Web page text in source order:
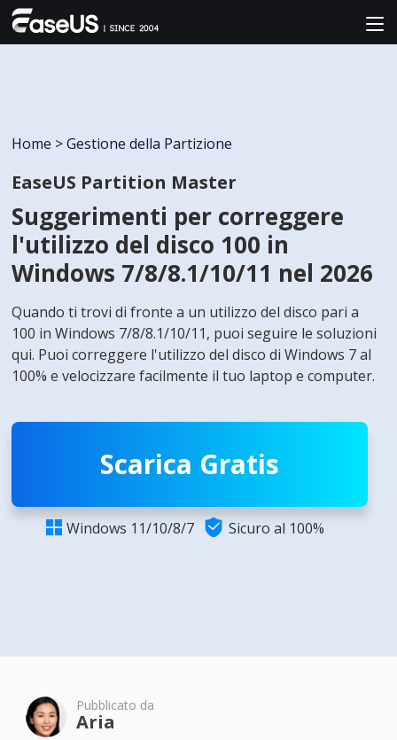
Home > Gestione della Partizione
EaseUS Partition Master
Suggerimenti per correggere
l'utilizzo del disco 100 in
Windows 7/8/8.1/10/11 nel 2026
Quando ti trovi di fronte a un utilizzo del disco pari a
100 in Windows 7/8/8.1/10/11, puoi seguire le soluzioni
qui. Puoi correggere l'utilizzo del disco di Windows 7 al
100% e velocizzare facilmente il tuo laptop e computer.
Scarica Gratis
 Windows 11/10/8/7  Sicuro al 100%
Pubblicato da
Aria